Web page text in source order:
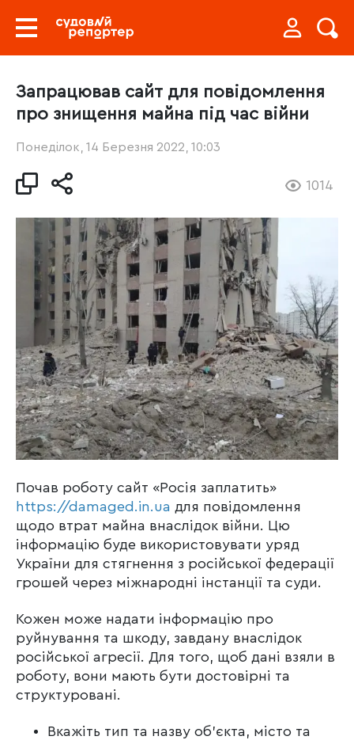
Запрацював сайт для повідомлення
про знищення майна під час війни
Понеділок, 14 Березня 2022, 10:03
1014
Почав роботу сайт «Росія заплатить»
https://damaged.in.ua для повідомлення
щодо втрат майна внаслідок війни. Цю
інформацію буде використовувати уряд
України для стягнення з російської федерації
грошей через міжнародні інстанції та суди.
Кожен може надати інформацію про
руйнування та шкоду, завдану внаслідок
російської агресії. Для того, щоб дані взяли в
роботу, вони мають бути достовірні та
структуровані.
Вкажіть тип та назву об’єкта, місто та